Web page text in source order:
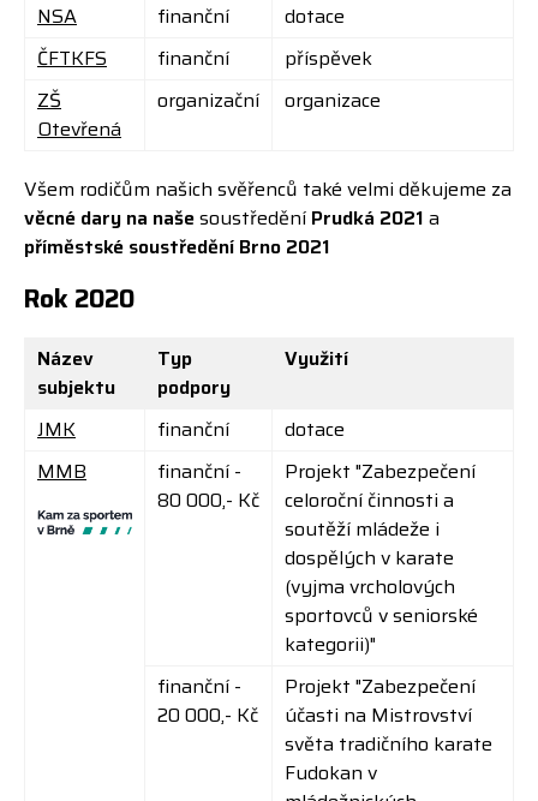
NSA finanční
dotace
ČFTKFS
finanční
příspěvek
ZŠ
Otevřená
organizační organizace
Všem rodičům našich svěřenců také velmi děkujeme za
věcné dary na našesoustředění Prudká 2021 a
příměstské soustředění Brno 2021
Rok 2020
Název
subjektu
Typ
podpory
Využití
JMK finanční
dotace
MMB
finanční -
80 000,- Kč
Projekt "Zabezpečení
celoroční činnosti a
soutěží mládeže i
dospělých v karate
(vyjma vrcholových
sportovců v seniorské
kategorii)"
finanční -
20 000,- Kč
Projekt "Zabezpečení
účasti na Mistrovství
světa tradičního karate
Fudokan v